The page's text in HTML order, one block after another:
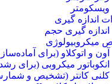
ویسکومتر
اندازه گیری
اندازه گیری حجم
میکروبیولوژی
آون و اتوکلاو (برای
انکوباتور میکروبی (برای
کلنی کانتر (تشخیص و